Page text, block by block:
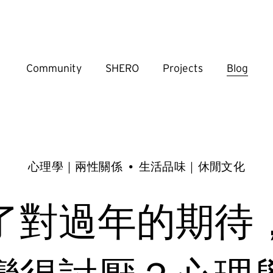
Community SHERO Projects Blog
對過年的期待
心理學｜兩性關係 生活品味｜休閒文化